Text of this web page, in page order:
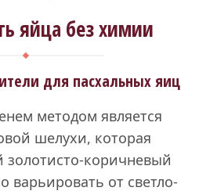
яйца без химии
для пасхальных яиц
методом является
шелухи, которая
золотисто-коричневый
варьировать от светло-